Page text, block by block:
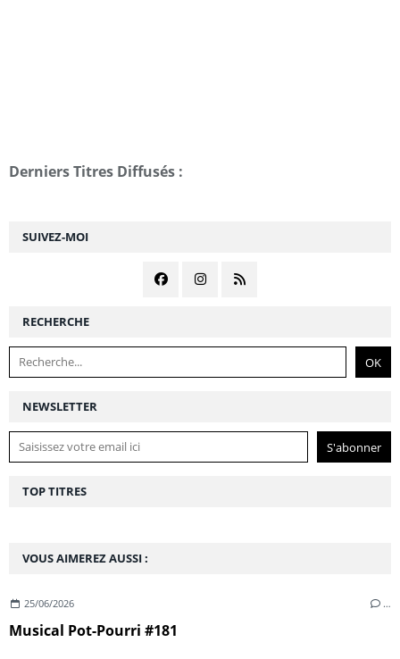
NEWSLETTER
SUIVEZ-MOI
RECHERCHE
VOUS AIMEREZ AUSSI :
25/06/2026 …
Musical Pot-Pourri #181
Derniers Titres Diffusés :
TOP TITRES